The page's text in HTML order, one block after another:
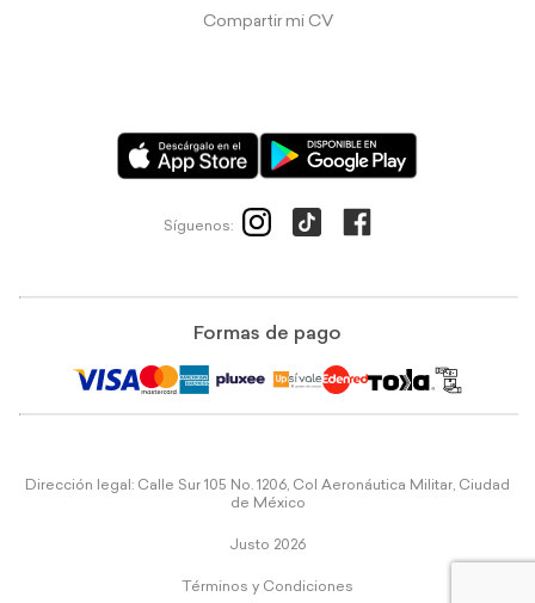
Compartir mi CV
Síguenos:
Formas de pago
Dirección legal: Calle Sur 105 No. 1206, Col Aeronáutica Militar, Ciudad
de México
Justo 2026
Términos y Condiciones